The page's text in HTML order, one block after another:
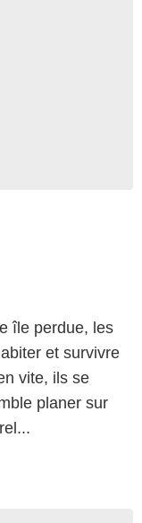
île perdue, les
et survivre
vite, ils se
planer sur